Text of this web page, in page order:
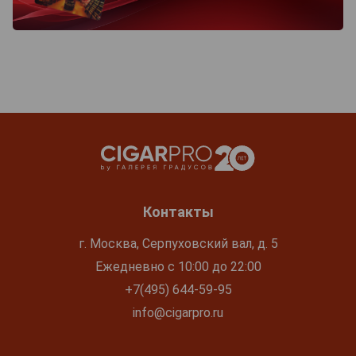
Контакты
г. Москва, Серпуховский вал, д. 5
Ежедневно с 10:00 до 22:00
+7(495) 644-59-95
info@cigarpro.ru